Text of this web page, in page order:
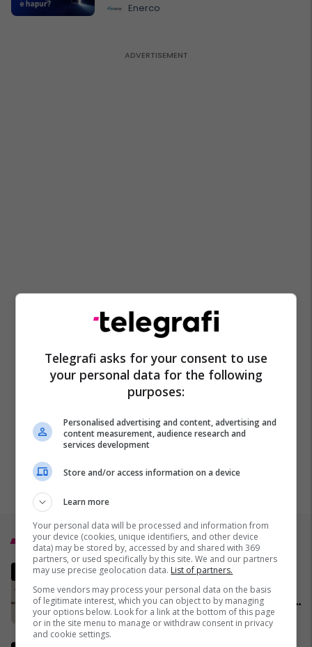
Enerco
Top 5
Armëpushim apo vazhdim të
luftimeve? Lufta në Iran dhe
zhvillimet në Lindjen e Mesme -
MINUTË PAS MINUTE
02/04/2026
Telegrafi asks for your consent to use
your personal data for the following
purposes:
Personalised advertising and content, advertising and
content measurement, audience research and
services development
Store and/or access information on a device
Learn more
Your personal data will be processed and information from
your device (cookies, unique identifiers, and other device
data) may be stored by, accessed by and shared with 369
partners, or used specifically by this site. We and our partners
may use precise geolocation data. List of partners.
Some vendors may process your personal data on the basis
of legitimate interest, which you can object to by managing
your options below. Look for a link at the bottom of this page
or in the site menu to manage or withdraw consent in privacy
and cookie settings.